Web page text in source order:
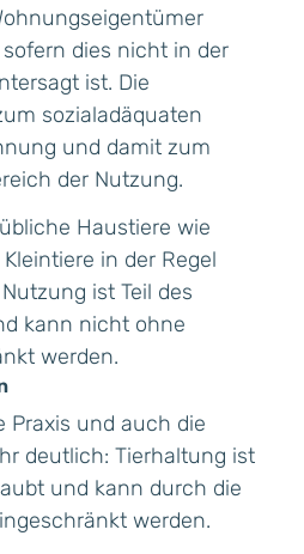
dies nicht in der
ist. Die
sozialadäquaten
und damit zum
der Nutzung.
Haustiere wie
in der Regel
ist Teil des
kann nicht ohne
werden.
Praxis und auch die
deutlich: Tierhaltung ist
und kann durch die
werden.